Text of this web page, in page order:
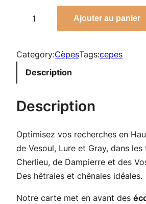
n
i
é
e
C
a
r
Ajouter au panier
Category:CèpesTags:cepes
Description
Description
Optimisez vos recherches en
de Vesoul, Lure et Gray, dans
Cherlieu, de Dampierre et des
Des hêtraies et chênaies idéales.
Notre carte met en avant des